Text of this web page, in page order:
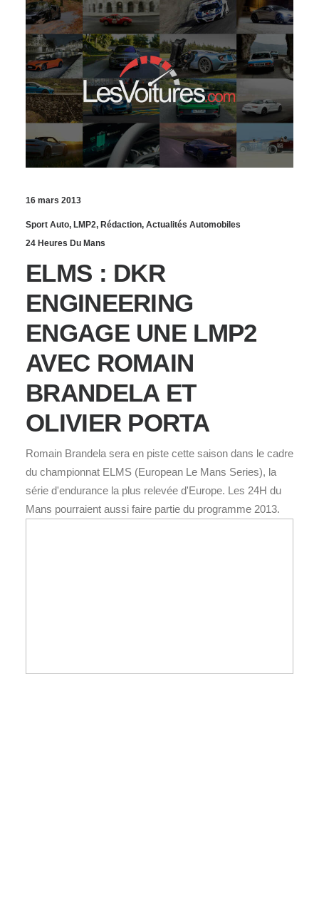
16 mars 2013
Sport Auto, LMP2, Rédaction, Actualités Automobiles
24 Heures Du Mans
ELMS : DKR
ENGINEERING
ENGAGE UNE LMP2
AVEC ROMAIN
BRANDELA ET
OLIVIER PORTA
Romain Brandela sera en piste cette saison dans le cadre
du championnat ELMS (European Le Mans Series), la
série d'endurance la plus relevée d'Europe. Les 24H du
Mans pourraient aussi faire partie du programme 2013.